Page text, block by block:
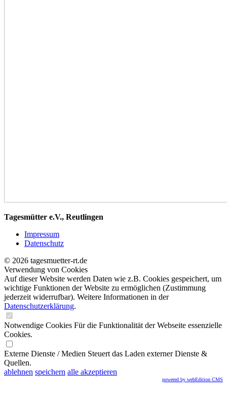
Tagesmütter e.V., Reutlingen
Impressum
Datenschutz
© 2026 tagesmuetter-rt.de
Verwendung von Cookies
Auf dieser Website werden Daten wie z.B. Cookies gespeichert, um
wichtige Funktionen der Website zu ermöglichen (Zustimmung
jederzeit widerrufbar). Weitere Informationen in der
Datenschutzerklärung.
Notwendige Cookies Für die Funktionalität der Webseite essenzielle
Cookies.
Externe Dienste / Medien Steuert das Laden externer Dienste &
Quellen.
ablehnen speichern alle akzeptieren
powered by webEdition CMS